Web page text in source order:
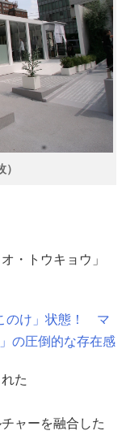
・トウキョウ」
のけ」状態！ マ
の圧倒的な存在感
た
ャーを融合した